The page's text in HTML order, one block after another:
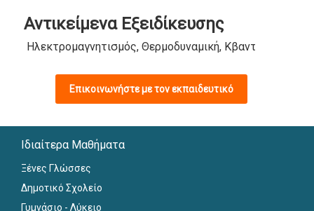
Αντικείμενα Εξειδίκευσης
Ηλεκτρομαγνητισμός, Θερμοδυναμική,
Επικοινωνήστε με τον εκπαιδευτικό
Ιδιαίτερα Μαθήματα
Ξένες Γλώσσες
Δημοτικό Σχολείο
Γυμνάσιο - Λύκειο